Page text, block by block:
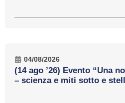
04/08/2026
(14 ago ’26) Evento “Una
– scienza e miti sotto e